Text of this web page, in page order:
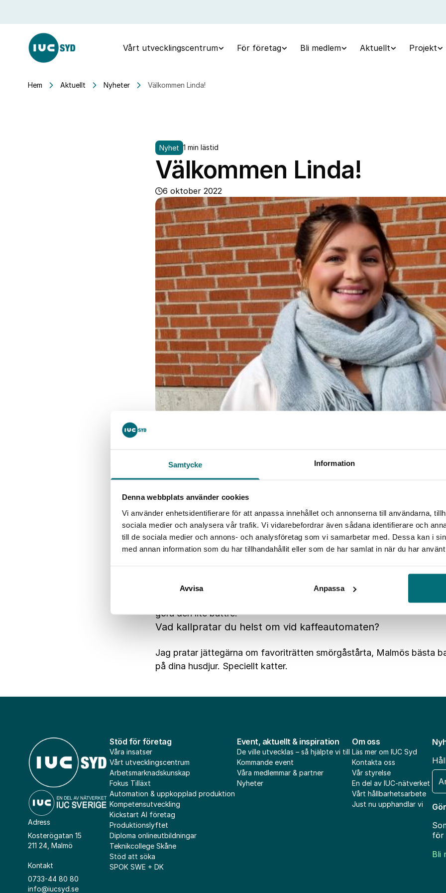
Samtycke Information
Denna webbplats använder cookies
Vi använder enhetsidentifierare för att anpassa innehållet och annonserna till användarna,
sociala medier och analysera vår trafik. Vi vidarebefordrar även sådana identifierare och
till de sociala medier och annons- och analysföretag som vi samarbetar med. Dessa kan i
med annan information som du har tillhandahållit eller som de har samlat in när du har
Avvisa Anpassa
Vårt utvecklingscentrum För företag Bli medlem Aktuellt Projekt
Hem Aktuellt Nyheter Välkommen Linda!
Nyhet 1 min lästid
Välkommen Linda!
6 oktober 2022
Vad kommer du att göra i rollen som kommunikatör i
arbetsmarknadskunskap?
och en plan på den klassiska frågan ”Vad vill du bli när du blir stor?”.
ge motivation till att se framtidens arbetsmarknad som spännande
möjligheter.
Jag ser fram emot att förhoppningsvis kunna inspirera barn och
jobb inom bristbranscher för att i förlängningen rädda världen! Eller
göra den lite bättre.
Vad kallpratar du helst om vid kaffeautomaten?
Jag pratar jättegärna om favoriträtten smörgåstårta, Malmös bästa
på dina husdjur. Speciellt katter.
Adress
Kosterögatan 15
211 24, Malmö
Kontakt
0733-44 80 80
info@iucsyd.se
Stöd för företag
Våra insatser
Vårt utvecklingscentrum
Arbetsmarknadskunskap
Fokus Tilläxt
Automation & uppkopplad produktion
Kompetensutveckling
Kickstart AI företag
Produktionslyftet
Diploma onlineutbildningar
Teknikcollege Skåne
Stöd att söka
SPOK SWE + DK
Event, aktuellt & inspiration
De ville utvecklas – så hjälpte vi till
Kommande event
Våra medlemmar & partner
Nyheter
Om oss
Läs mer om IUC Syd
Kontakta oss
Vår styrelse
En del av IUC-nätverket
Vårt hållbarhetsarbete
Just nu upphandlar vi
E-
för
Bli